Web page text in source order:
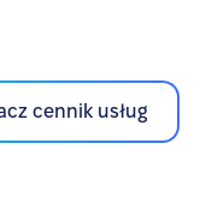
cennik usług